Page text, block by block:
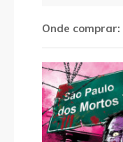
Onde comprar: